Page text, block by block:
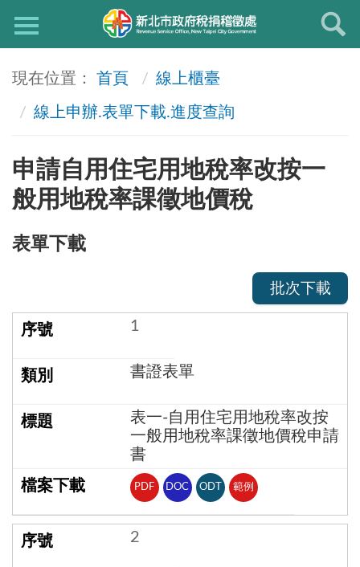
首頁 線上櫃臺
線上申辦.表單下載.進度查詢
申請自用住宅用地稅率改按一
般用地稅率課徵地價稅
表單下載
批次下載
1
書證表單
表一-自用住宅用地稅率改按
一般用地稅率課徵地價稅申請
書
PDF DOC ODT 範例
2